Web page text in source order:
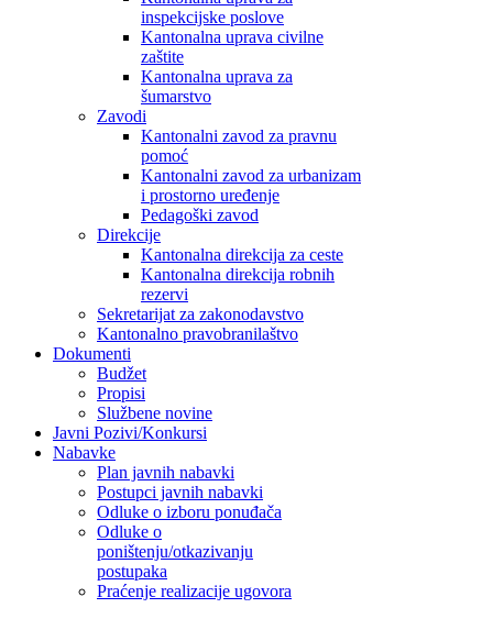
inspekcijske poslove
Kantonalna uprava civilne
zaštite
Kantonalna uprava za
šumarstvo
Zavodi
Kantonalni zavod za pravnu
pomoć
Kantonalni zavod za urbanizam
i prostorno uređenje
Pedagoški zavod
Direkcije
Kantonalna direkcija za ceste
Kantonalna direkcija robnih
rezervi
Sekretarijat za zakonodavstvo
Kantonalno pravobranilaštvo
Dokumenti
Budžet
Propisi
Službene novine
Javni Pozivi/Konkursi
Nabavke
Plan javnih nabavki
Postupci javnih nabavki
Odluke o izboru ponuđača
Odluke o
poništenju/otkazivanju
postupaka
Praćenje realizacije ugovora